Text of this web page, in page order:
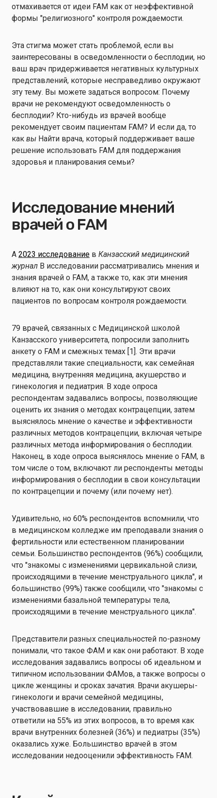
отмахивается от идеи FAM как от неэффективной
формы "религиозного" контроля рождаемости.
Эта стигма может стать проблемой, если вы
заинтересованы в осведомленности о бесплодии, но
ваш врач придерживается негативных культурных
представлений, которые несправедливо окружают
эту тему. Вы можете задаться вопросом: Почему
врачи не рекомендуют осведомленность о
бесплодии? Кто-нибудь из врачей вообще
рекомендует своим пациентам FAM? И если да, то
как вы Найти врача, который поддерживает ваше
решение использовать FAM для поддержания
здоровья и планирования семьи?
Исследование мнений
врачей о FAM
A 2023 исследование в Канзасский медицинский
журнал В исследовании рассматривались мнения и
знания врачей о FAM, а также то, как эти мнения
влияют на то, как они консультируют своих
пациентов по вопросам контроля рождаемости.
79 врачей, связанных с Медицинской школой
Канзасского университета, попросили заполнить
анкету о FAM и смежных темах [1]. Эти врачи
представляли такие специальности, как семейная
медицина, внутренняя медицина, акушерство и
гинекология и педиатрия. В ходе опроса
респондентам задавались вопросы, позволяющие
оценить их знания о методах контрацепции, затем
выяснялось мнение о качестве и эффективности
различных методов контрацепции, включая четыре
различных метода информирования о бесплодии.
Наконец, в ходе опроса выяснялось мнение о FAM, в
том числе о том, включают ли респонденты методы
информирования о бесплодии в свои консультации
по контрацепции и почему (или почему нет).
Удивительно, но 60% респондентов вспомнили, что
в медицинском колледже им преподавали знания о
фертильности или естественном планировании
семьи. Большинство респондентов (96%) сообщили,
что "знакомы с изменениями цервикальной слизи,
происходящими в течение менструального цикла", и
большинство (99%) также сообщили, что "знакомы с
изменениями базальной температуры тела,
происходящими в течение менструального цикла".
Представители разных специальностей по-разному
понимали, что такое ФАМ и как они работают. В ходе
исследования задавались вопросы об идеальном и
типичном использовании ФАМов, а также вопросы о
цикле женщины и сроках зачатия. Врачи акушеры-
гинекологи и врачи семейной медицины,
участвовавшие в исследовании, правильно
ответили на 55% из этих вопросов, в то время как
врачи внутренних болезней (36%) и педиатры (35%)
оказались хуже. Большинство врачей в этом
исследовании недооценили эффективность FAM.